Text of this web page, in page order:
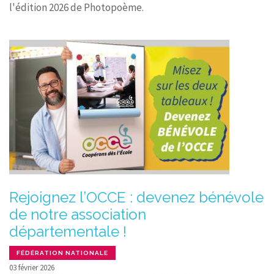
l'édition 2026 de Photopoème.
Rejoignez l’OCCE : devenez bénévole
de notre association
départementale !
FÉDÉRATION NATIONALE
03 février 2026